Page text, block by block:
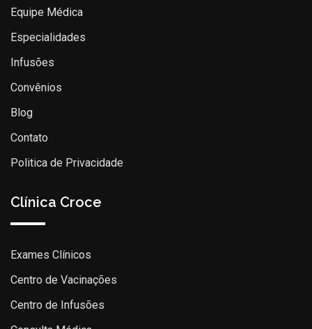
Equipe Médica
Especialidades
Infusões
Convênios
Blog
Contato
Politica de Privacidade
Clínica Croce
Exames Clínicos
Centro de Vacinações
Centro de Infusões